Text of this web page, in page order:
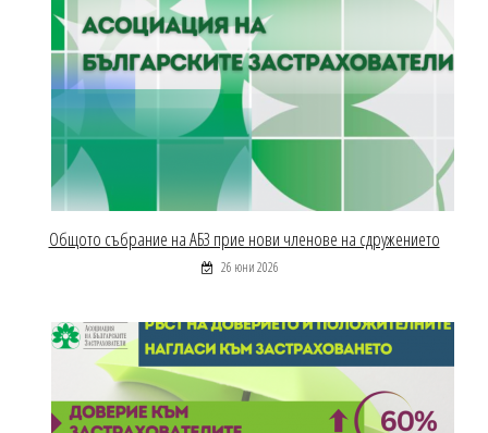
Общото събрание на АБЗ прие нови членове на сдружението
26 юни 2026